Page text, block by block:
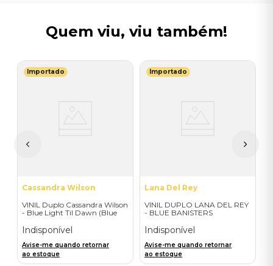
Quem viu, viu também!
Importado
Cassandra Wilson
VINIL Duplo Cassandra Wilson
- Blue Light Til Dawn (Blue
Indisponível
Avise-me quando retornar
ao estoque
Importado
Lana Del Rey
VINIL DUPLO LANA DEL REY
- BLUE BANISTERS
- IMPORTADO
Indisponível
Avise-me quando retornar
ao estoque